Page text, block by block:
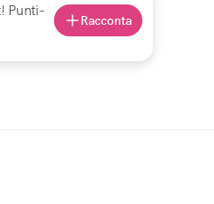
Punti-
Racconta